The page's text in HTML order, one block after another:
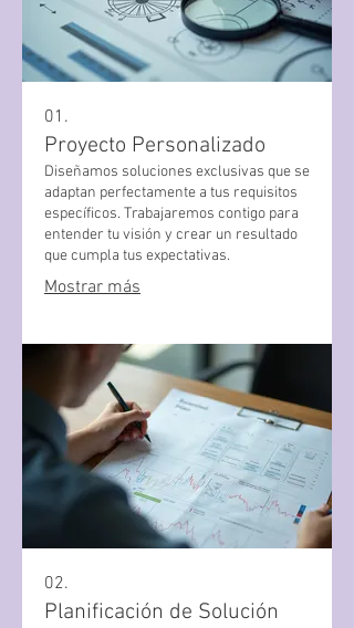
01.
Proyecto Personalizado
Diseñamos soluciones exclusivas que se
adaptan perfectamente a tus requisitos
específicos. Trabajaremos contigo para
entender tu visión y crear un resultado
que cumpla tus expectativas.
Mostrar más
02.
Planificación de Solución